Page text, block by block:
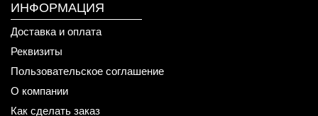
ИНФОРМАЦИЯ
Доставка и оплата
Реквизиты
Пользовательское соглашение
О компании
Как сделать заказ